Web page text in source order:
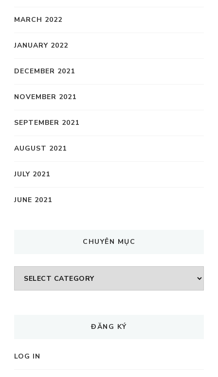
MARCH 2022
JANUARY 2022
DECEMBER 2021
NOVEMBER 2021
SEPTEMBER 2021
AUGUST 2021
JULY 2021
JUNE 2021
CHUYÊN MỤC
CHUYÊN
MỤC
ĐĂNG KÝ
LOG IN